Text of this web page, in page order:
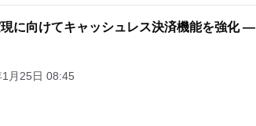
に向けてキャッシュレス決済機能を強化 ―
1月25日 08:45